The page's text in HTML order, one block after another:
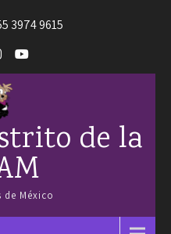
3974 9615
de la
de México